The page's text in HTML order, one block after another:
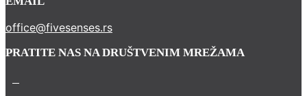
office@fivesenses.rs
PRATITE NAS NA DRUŠTVENIM MREŽAMA